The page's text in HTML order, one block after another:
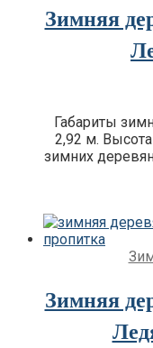
Зимняя
Габариты
2,92 м.
зимних
Зимняя